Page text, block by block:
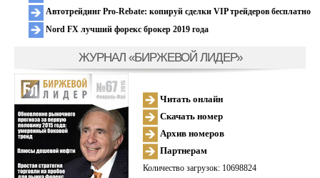
Автотрейдинг Pro-Rebate: копируй сделки VIP трейдеров бесплатно
Nord FX лучший форекс брокер 2019 года
ЖУРНАЛ «БИРЖЕВОЙ ЛИДЕР»
Читать онлайн
Скачать номер
Архив номеров
Партнерам
Количество загрузок: 10698824